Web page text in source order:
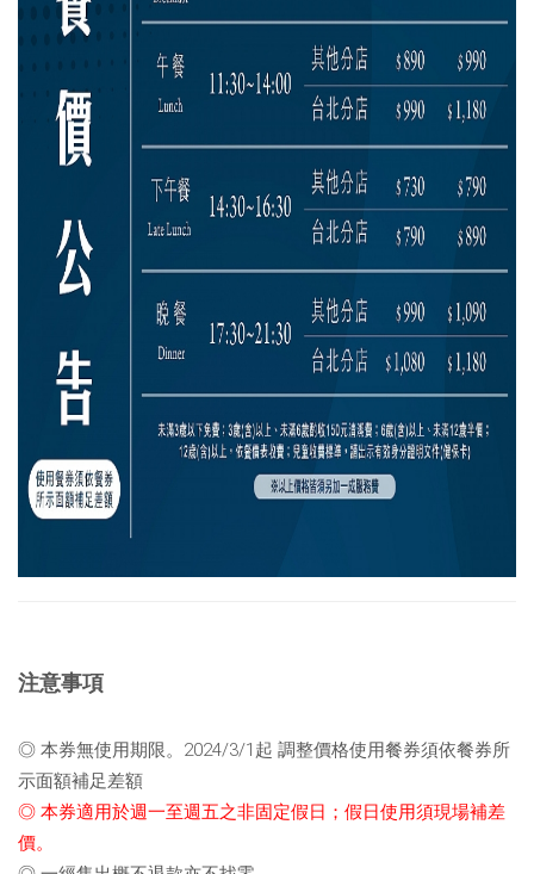
注意事項
◎ 本券無使用期限。 2024/3/1起 調整價格使用餐券須依餐券所
示面額補足差額
◎ 本券適用於週一至週五之非固定假日； 假日使用須現場補差
價。